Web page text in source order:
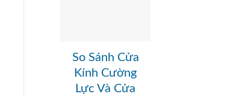
So Sánh Cửa
Kính Cường
Lực Và Cửa